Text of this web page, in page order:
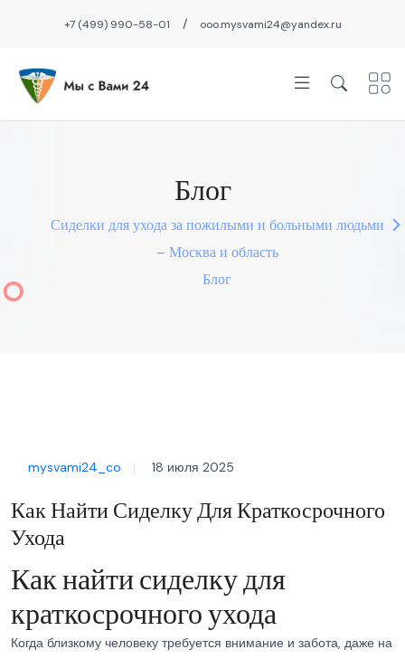
+7 (499) 990-58-01 / ooo.mysvami24@yandex.ru
Блог
Сиделки для ухода за пожилыми и больными людьми
– Москва и область
Блог
mysvami24_co 18 июля 2025
Как Найти Сиделку Для Краткосрочного
Ухода
Как найти сиделку для
краткосрочного ухода
Когда близкому человеку требуется внимание и забота, даже на